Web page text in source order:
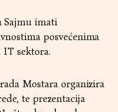
Sajmu imati
posvećenima
sektora.
Mostara organizira
te prezentacija